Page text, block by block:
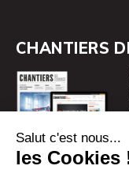
CHANTIERS